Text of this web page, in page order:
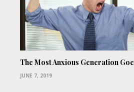
The Most Anxious Generation
JUNE 7, 2019